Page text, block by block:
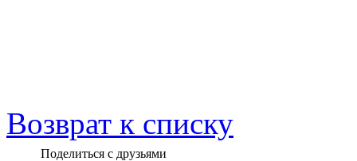
Возврат к списку
Поделиться с друзьями